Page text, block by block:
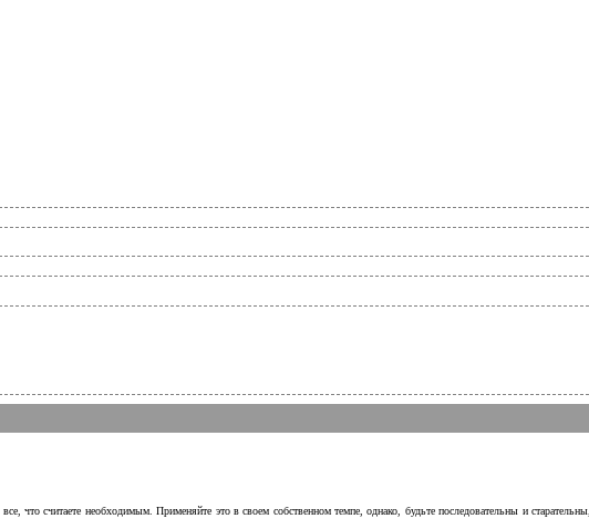
что считаете необходимым. Применяйте это в своем собственном темпе, однако, будьте последовательны и